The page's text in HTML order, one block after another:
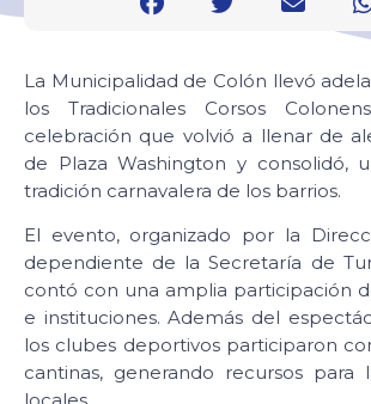
La Municipalidad de Colón llevó
los Tradicionales Corsos
celebración que volvió a llenar de
de Plaza Washington y consolidó,
tradición carnavalera de los barrios.
El evento, organizado por la
dependiente de la Secretaría de
contó con una amplia participación
e instituciones. Además del
los clubes deportivos participaron
cantinas, generando recursos para